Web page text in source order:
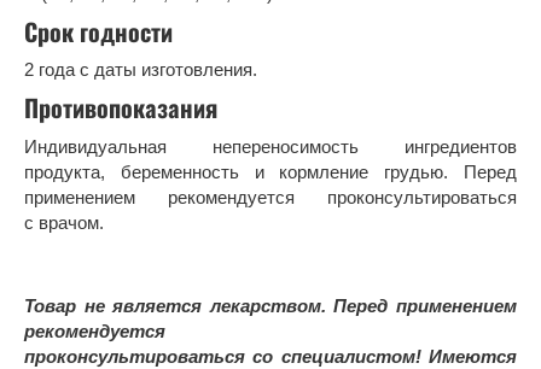
Срок годности
2 года с даты изготовления.
Противопоказания
Индивидуальная непереносимость ингредиентов
продукта, беременность и кормление грудью. Перед
применением рекомендуется проконсультироваться
с врачом.
Товар не является лекарством. Перед применением
рекомендуется
проконсультироваться со специалистом! Имеются